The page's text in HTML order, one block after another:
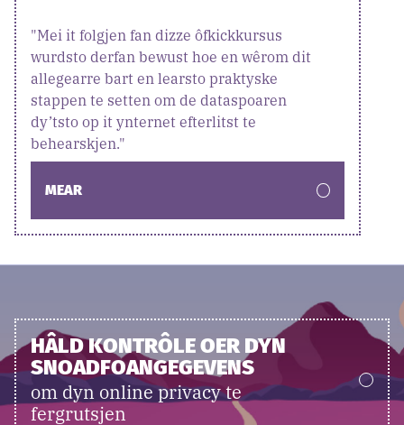
"Mei it folgjen fan dizze ôfkickkursus
wurdsto derfan bewust hoe en wêrom dit
allegearre bart en learsto praktyske
stappen te setten om de dataspoaren
dy’tsto op it ynternet efterlitst te
behearskjen."
MEAR
HÂLD KONTRÔLE OER DYN
SNOADFOANGEGEVENS
om dyn online privacy te
fergrutsjen